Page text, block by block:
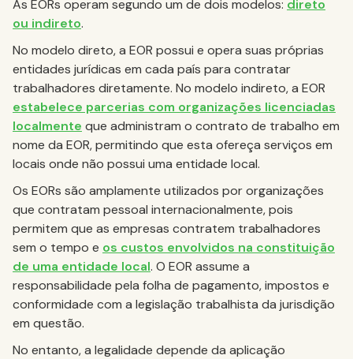
As EORs operam segundo um de dois modelos: direto
ou indireto.
No modelo direto, a EOR possui e opera suas próprias
entidades jurídicas em cada país para contratar
trabalhadores diretamente. No modelo indireto, a EOR
estabelece parcerias com organizações licenciadas
localmente que administram o contrato de trabalho em
nome da EOR, permitindo que esta ofereça serviços em
locais onde não possui uma entidade local.
Os EORs são amplamente utilizados por organizações
que contratam pessoal internacionalmente, pois
permitem que as empresas contratem trabalhadores
sem o tempo e os custos envolvidos na constituição
de uma entidade local. O EOR assume a
responsabilidade pela folha de pagamento, impostos e
conformidade com a legislação trabalhista da jurisdição
em questão.
No entanto, a legalidade depende da aplicação